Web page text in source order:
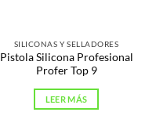
SILICONAS Y SELLADORES
Pistola Silicona Profesional
Profer Top 9
LEER MÁS